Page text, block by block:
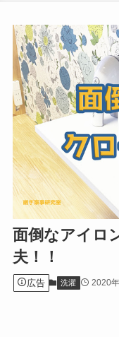
面倒なアイロ
夫！！
広告 洗濯 2020